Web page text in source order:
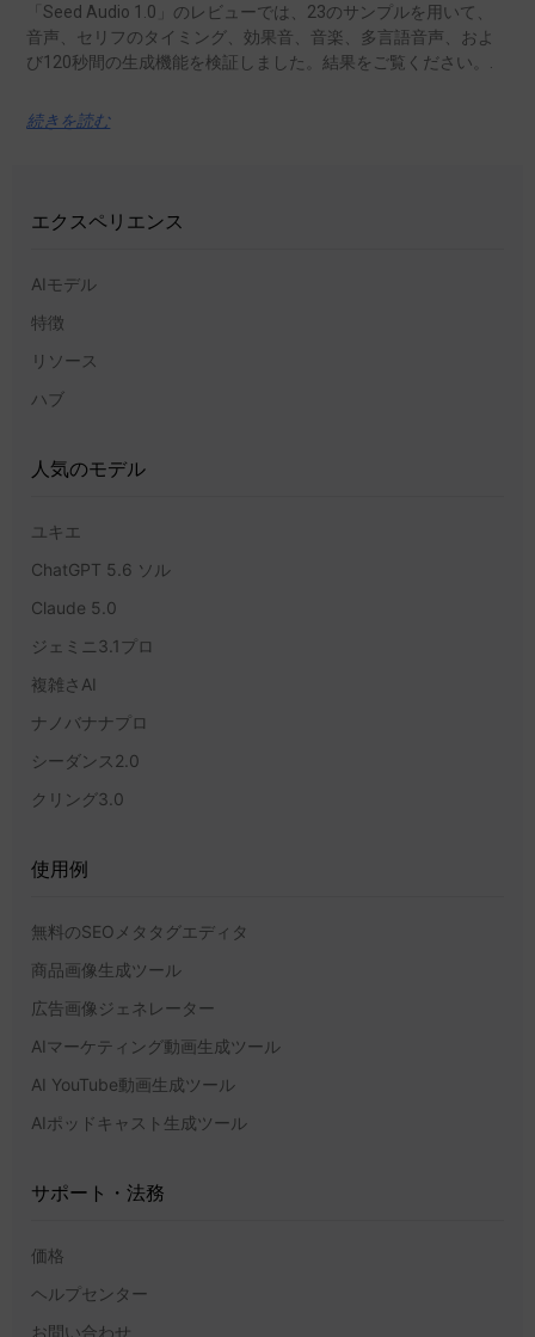
「Seed Audio 1.0」のレビューでは、23のサンプルを用いて、
音声、セリフのタイミング、効果音、音楽、多言語音声、およ
び120秒間の生成機能を検証しました。結果をご覧ください。.
続きを読む
エクスペリエンス
AIモデル
特徴
リソース
ハブ
人気のモデル
ユキエ
ChatGPT 5.6 ソル
Claude 5.0
ジェミニ3.1プロ
複雑さAI
ナノバナナプロ
シーダンス2.0
クリング3.0
使用例
無料のSEOメタタグエディタ
商品画像生成ツール
広告画像ジェネレーター
AIマーケティング動画生成ツール
AI YouTube動画生成ツール
AIポッドキャスト生成ツール
サポート・法務
価格
ヘルプセンター
お問い合わせ